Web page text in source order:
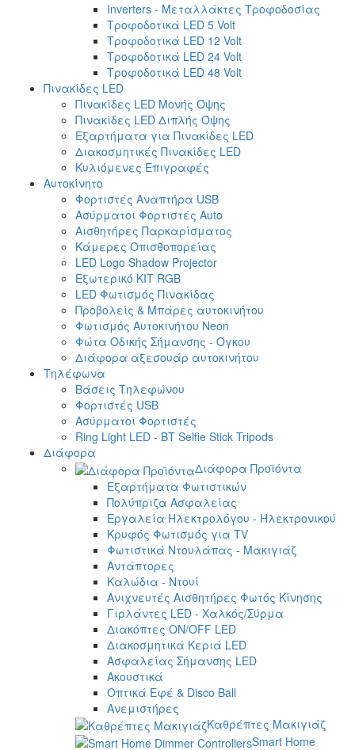
Inverters - Μεταλλάκτες Τροφοδοσίας
Τροφοδοτικά LED 5 Volt
Τροφοδοτικά LED 12 Volt
Τροφοδοτικά LED 24 Volt
Τροφοδοτικά LED 48 Volt
Πινακίδες LED
Πινακίδες LED Μονής Όψης
Πινακίδες LED Διπλής Όψης
Εξαρτήματα για Πινακίδες LED
Διακοσμητικές Πινακίδες LED
Κυλιόμενες Επιγραφές
Αυτοκίνητο
Φορτιστές Αναπτήρα USB
Ασύρματοι Φορτιστές Auto
Αισθητήρες Παρκαρίσματος
Κάμερες Οπισθοπορείας
LED Logo Shadow Projector
Εξωτερικό ΚΙΤ RGB
LED Φωτισμός Πινακίδας
Προβολείς & Μπάρες αυτοκινήτου
Φωτισμός Αυτοκινήτου Neon
Φώτα Οδικής Σήμανσης - Όγκου
Διάφορα αξεσουάρ αυτοκινήτου
Τηλέφωνα
Βάσεις Τηλεφώνου
Φορτιστές USB
Ασύρματοι Φορτιστές
Ring Light LED - BT Selfie Stick Tripods
Διάφορα
Διάφορα Προϊόντα
Εξαρτήματα Φωτιστικών
Πολύπριζα Ασφαλείας
Εργαλεία Ηλεκτρολόγου - Ηλεκτρονικού
Κρυφός Φωτισμός για TV
Φωτιστικά Ντουλάπας - Μακιγιάζ
Αντάπτορες
Καλώδια - Ντουί
Ανιχνευτές Αισθητήρες Φωτός Κίνησης
Γιρλάντες LED - Χαλκός/Σύρμα
Διακόπτες ON/OFF LED
Διακοσμητικά Κεριά LED
Ασφαλείας Σήμανσης LED
Ακουστικά
Οπτικά Εφέ & Disco Ball
Ανεμιστήρες
Καθρέπτες Μακιγιάζ
Smart Home